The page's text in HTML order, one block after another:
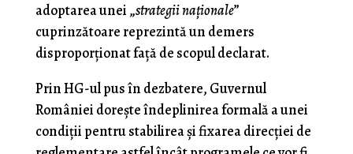
adoptarea unei „strategii naţionale”
cuprinzătoare reprezintă un demers
disproporţionat faţă de scopul declarat.
Prin HG-ul pus în dezbatere, Guvernul
României doreşte îndeplinirea formală a unei
condiţii pentru stabilirea şi fixarea direcţiei de